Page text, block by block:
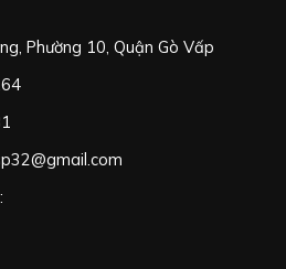
Phường 10, Quận Gò Vấp